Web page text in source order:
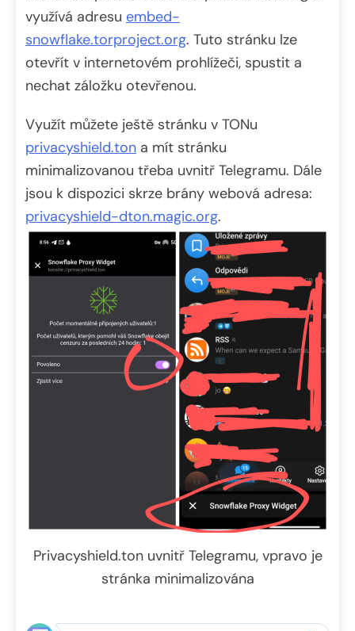
využívá adresu embed-
snowflake.torproject.org. Tuto stránku lze
otevřít v internetovém prohlížeči, spustit a
nechat záložku otevřenou.
Využít můžete ještě stránku v TONu
privacyshield.ton a mít stránku
minimalizovanou třeba uvnitř Telegramu. Dále
jsou k dispozici skrze brány webová adresa:
privacyshield-dton.magic.org.
Privacyshield.ton uvnitř Telegramu, vpravo je
stránka minimalizována